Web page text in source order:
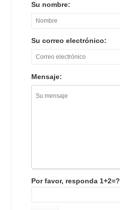
Su nombre:
Su correo electrónico:
Mensaje:
Por favor, responda 1+2=?